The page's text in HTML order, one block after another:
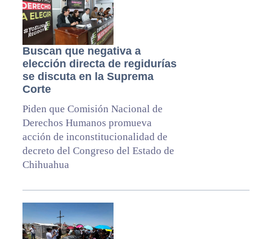
Buscan que negativa a
elección directa de regidurías
se discuta en la Suprema
Corte
Piden que Comisión Nacional de
Derechos Humanos promueva
acción de inconstitucionalidad de
decreto del Congreso del Estado de
Chihuahua